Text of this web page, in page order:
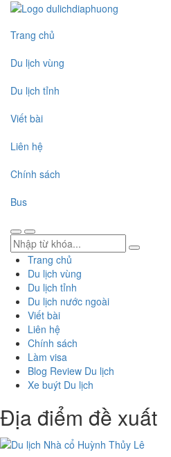
Trang chủ
Du lịch vùng
Du lịch tỉnh
Viết bài
Liên hệ
Chính sách
Bus
Trang chủ
Du lịch vùng
Du lịch tỉnh
Du lịch nước ngoài
Viết bài
Liên hệ
Chính sách
Làm visa
Blog Review Du lịch
Xe buýt Du lịch
Địa điểm đề xuất